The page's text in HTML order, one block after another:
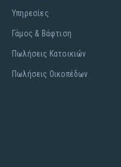
Υπηρεσίες
Γάμος & Βάφτιση
Πωλήσεις Κατοικιών
Πωλήσεις Οικοπέδων